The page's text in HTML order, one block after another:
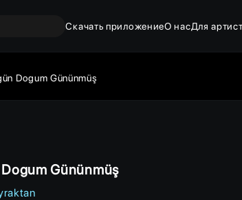
Скачать приложениеО насДля
Dogum Gününmüş
Gününmüş